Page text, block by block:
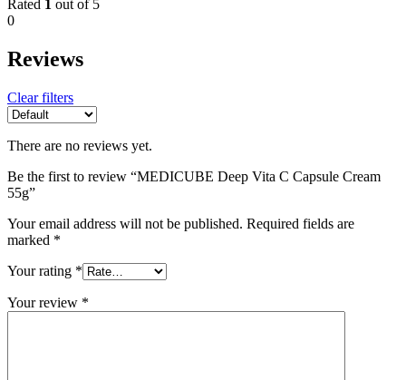
Rated 1 out of 5
0
Reviews
Clear filters
There are no reviews yet.
Be the first to review “MEDICUBE Deep Vita C Capsule Cream
55g”
Your email address will not be published. Required fields are
marked *
Your rating *
Your review *